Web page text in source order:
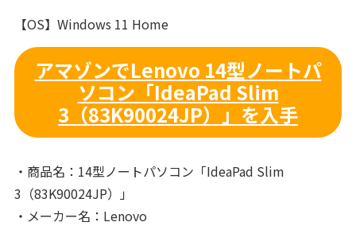
【OS】Windows 11 Home
アマゾンでLenovo 14型ノートパ
ソコン「IdeaPad Slim
3（83K90024JP）」を入手
・商品名：14型ノートパソコン「IdeaPad Slim
3（83K90024JP）」
・メーカー名：Lenovo